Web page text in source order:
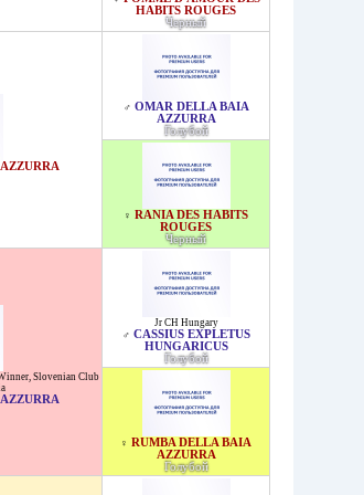
HABITS ROUGES
Черный
♂ OMAR DELLA BAIA
AZZURRA
Голубой
♀ RANIA DES HABITS
ROUGES
Черный
, Slovenian Club
Jr CH Hungary
♂ CASSIUS EXPLETUS
HUNGARICUS
Голубой
♀ RUMBA DELLA BAIA
AZZURRA
Голубой